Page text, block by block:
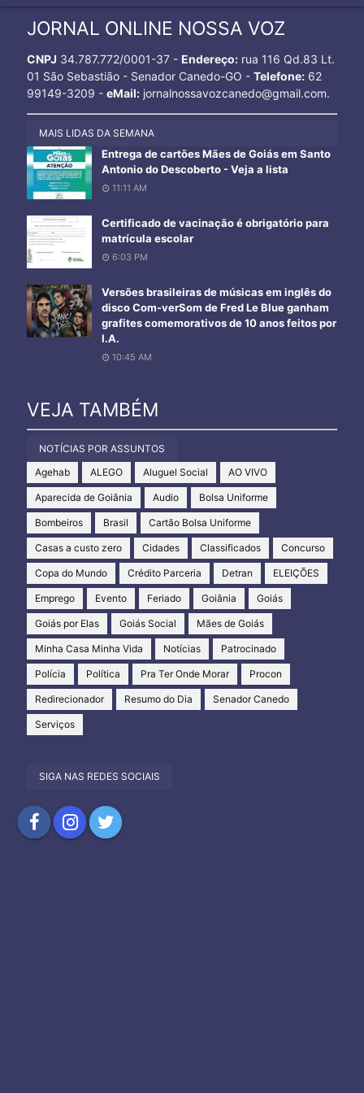
JORNAL ONLINE NOSSA VOZ
CNPJ 34.787.772/0001-37 - Endereço:rua 116 Qd.83 Lt.
01 São Sebastião - Senador Canedo-GO - Telefone:62
99149-3209 - eMail:jornalnossavozcanedo@gmail.com.
MAIS LIDAS DA SEMANA
Entrega de cartões Mães de Goiás em Santo
Antonio do Descoberto - Veja a lista
11:11 AM
Certificado de vacinação é obrigatório para
matrícula escolar
6:03 PM
Versões brasileiras de músicas em inglês do
disco Com-verSom de Fred Le Blue ganham
grafites comemorativos de 10 anos feitos por
I.A.
10:45 AM
VEJA TAMBÉM
NOTÍCIAS POR ASSUNTOS
Agehab
ALEGO Aluguel Social AO VIVO
Aparecida de Goiânia Audio Bolsa Uniforme
Bombeiros Brasil Cartão Bolsa Uniforme
Casas a custo zero Cidades Classificados Concurso
Copa do Mundo Crédito Parceria Detran ELEIÇÕES
Emprego Evento Feriado Goiânia Goiás
Goiás por Elas Goiás Social Mães de Goiás
Minha Casa Minha Vida Notícias Patrocinado
Polícia Política Pra Ter Onde Morar Procon
Redirecionador Resumo do Dia Senador Canedo
Serviços
SIGA NAS REDES SOCIAIS